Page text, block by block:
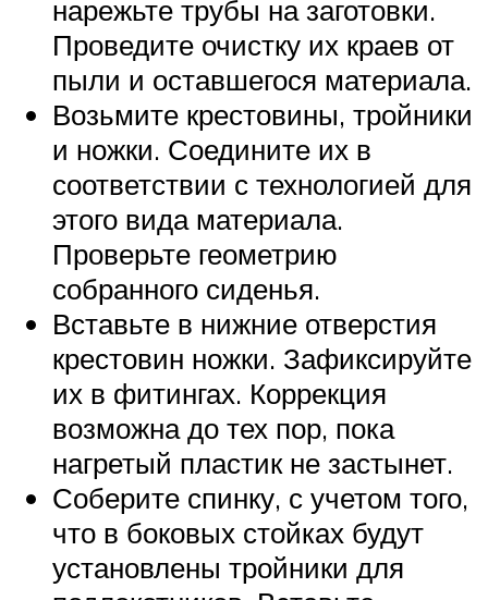
нарежьте трубы на заготовки.
Проведите очистку их краев от
пыли и оставшегося материала.
Возьмите крестовины, тройники
и ножки. Соедините их в
соответствии с технологией для
этого вида материала.
Проверьте геометрию
собранного сиденья.
Вставьте в нижние отверстия
крестовин ножки. Зафиксируйте
их в фитингах. Коррекция
возможна до тех пор, пока
нагретый пластик не застынет.
Соберите спинку, с учетом того,
что в боковых стойках будут
установлены тройники для